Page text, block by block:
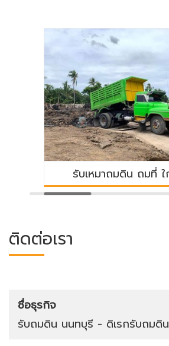
รับเหมาถมดิน ถมที่ ใกล้ฉัน
ติดต่อเรา
ชื่อธุรกิจ
รับถมดิน นนทบุรี - ดิเรกรับถมดิน